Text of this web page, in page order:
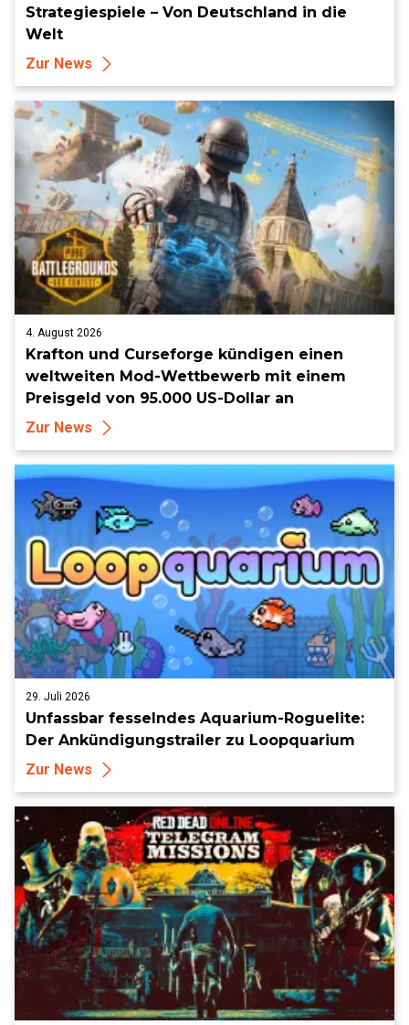
Strategiespiele – Von Deutschland in die
Welt
Zur News
4. August 2026
Krafton und Curseforge kündigen einen
weltweiten Mod-Wettbewerb mit einem
Preisgeld von 95.000 US-Dollar an
Zur News
29. Juli 2026
Unfassbar fesselndes Aquarium-Roguelite:
Der Ankündigungstrailer zu Loopquarium
Zur News